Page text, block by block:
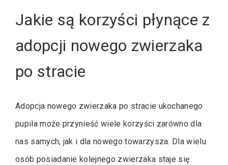
Jakie są korzyści płynące z
adopcji nowego zwierzaka
po stracie
Adopcja nowego zwierzaka po stracie ukochanego
pupila może przynieść wiele korzyści zarówno dla
nas samych, jak i dla nowego towarzysza. Dla wielu
osób posiadanie kolejnego zwierzaka staje się